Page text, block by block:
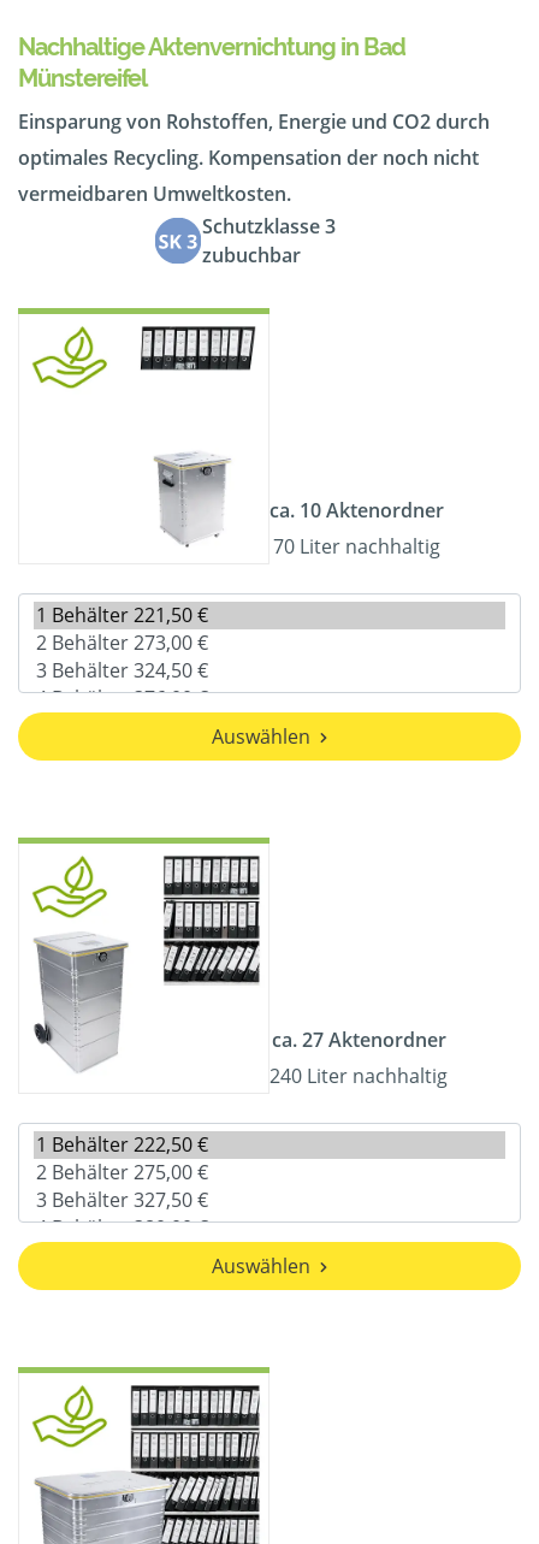
Nachhaltige Aktenvernichtung in Bad
Münstereifel
Einsparung von Rohstoffen, Energie und CO2 durch
optimales Recycling. Kompensation der noch nicht
vermeidbaren Umweltkosten.
Schutzklasse 3
zubuchbar
ca. 10 Aktenordner
70 Liter nachhaltig
Auswählen
ca. 27 Aktenordner
240 Liter nachhaltig
Auswählen